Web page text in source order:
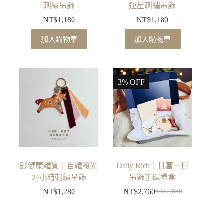
頁
面
擇
選
頁
面
擇
選
刺繡吊飾
NT$1,180
加入購物車
運星刺繡吊飾
NT$1,180
加入購物車
鈔健康體質｜自體發光
24小時刺繡吊飾
NT$1,280
3% OFF
Daily Rich｜日富一日
吊飾手環禮盒
NT$2,860
NT$2,760